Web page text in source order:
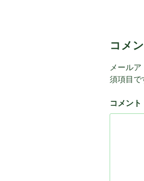
コメ
メール
須項目で
コメント